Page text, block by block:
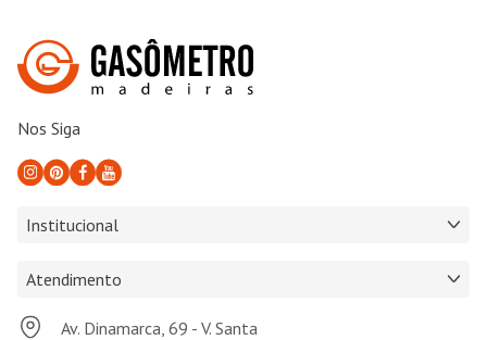
Nos Siga
Institucional
Atendimento
Av. Dinamarca, 69 - V. Santa